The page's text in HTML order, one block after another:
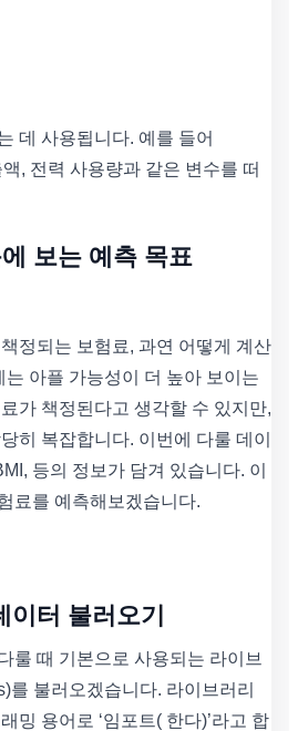
데 사용됩니다. 예를 들어
, 전력 사용량과 같은 변수를 떠
보는 예측 목표
정되는 보험료, 과연 어떻게 계산
아플 가능성이 더 높아 보이는
가 책정된다고 생각할 수 있지만,
히 복잡합니다. 이번에 다룰 데이
등의 정보가 담겨 있습니다. 이
료를 예측해보겠습니다.
터 불러오기
룰 때 기본으로 사용되는 라이브
를 불러오겠습니다. 라이브러리
밍 용어로 ‘임포트( 한다)’라고 합